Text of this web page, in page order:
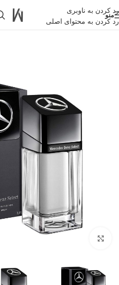
رد کردن به ناوبری
رد کردن به محتوای اصلی
منو
خانه»فروشگاه اینترنتی واکارنا